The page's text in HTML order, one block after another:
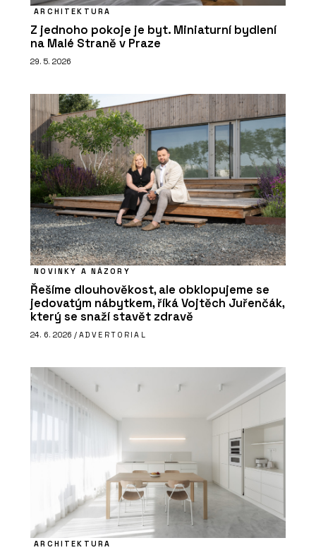
ARCHITEKTURA
Z jednoho pokoje je byt. Miniaturní bydlení
na Malé Straně v Praze
29. 5. 2026
NOVINKY A NÁZORY
Řešíme dlouhověkost, ale obklopujeme se
jedovatým nábytkem, říká Vojtěch Juřenčák,
který se snaží stavět zdravě
24. 6. 2026 / ADVERTORIAL
ARCHITEKTURA